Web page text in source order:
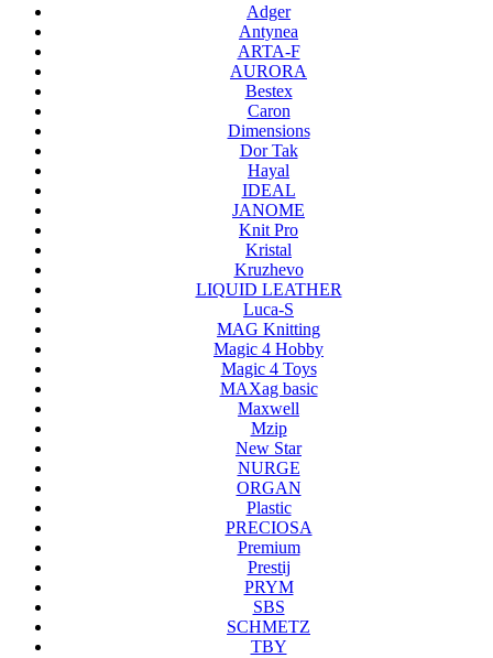
Adger
Antynea
ARTA-F
AURORA
Bestex
Caron
Dimensions
Dor Tak
Hayal
IDEAL
JANOME
Knit Pro
Kristal
Kruzhevo
LIQUID LEATHER
Luca-S
MAG Knitting
Magic 4 Hobby
Magic 4 Toys
MAXag basic
Maxwell
Mzip
New Star
NURGE
ORGAN
Plastic
PRECIOSA
Premium
Prestij
PRYM
SBS
SCHMETZ
TBY